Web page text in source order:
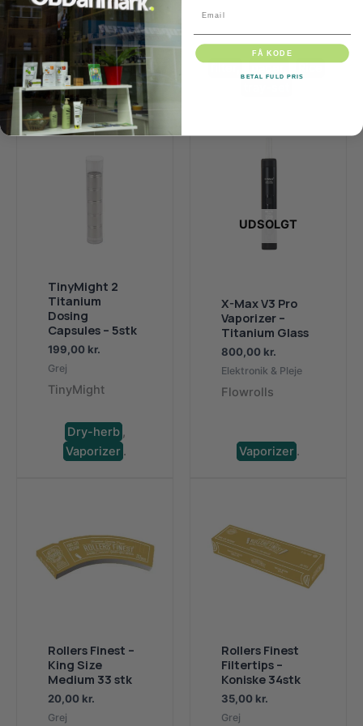
Pleasure
Smoking
ekstra tyndt,paper,
papir,,rullegrej .
filter,,paper,,Rice,
TinyMight 2
Titanium
Dosing
Capsules – 5stk
199,00 kr.
Grej
TinyMight
Dry-herb ,
Vaporizer .
UDSOLGT
X-Max V3 Pro
Vaporizer –
Titanium Glass
800,00 kr.
Elektronik & Pleje
Flowrolls
Vaporizer .
Rollers Finest –
King Size
Medium 33 stk
20,00 kr.
Grej
Rollers Finest
Filtertips –
Koniske 34stk
35,00 kr.
Grej
FÅ KODE
BETAL FULD PRIS